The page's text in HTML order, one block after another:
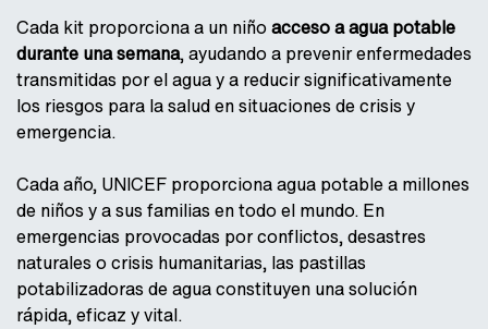
Cada kit proporciona a un niñoacceso a agua potable
durante una semana, ayudando a prevenir enfermedades
transmitidas por el agua y a reducir significativamente
los riesgos para la salud en situaciones de crisis y
emergencia.
Cada año, UNICEF proporciona agua potable a millones
de niños y a sus familias en todo el mundo. En
emergencias provocadas por conflictos, desastres
naturales o crisis humanitarias, las pastillas
potabilizadoras de agua constituyen una solución
rápida, eficaz y vital.